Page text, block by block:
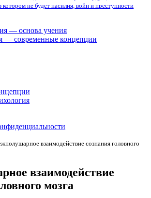
не будет насилия, войн и преступности
— основа учения
— современные концепции
взаимодействие сознания головного
взаимодействие
мозга